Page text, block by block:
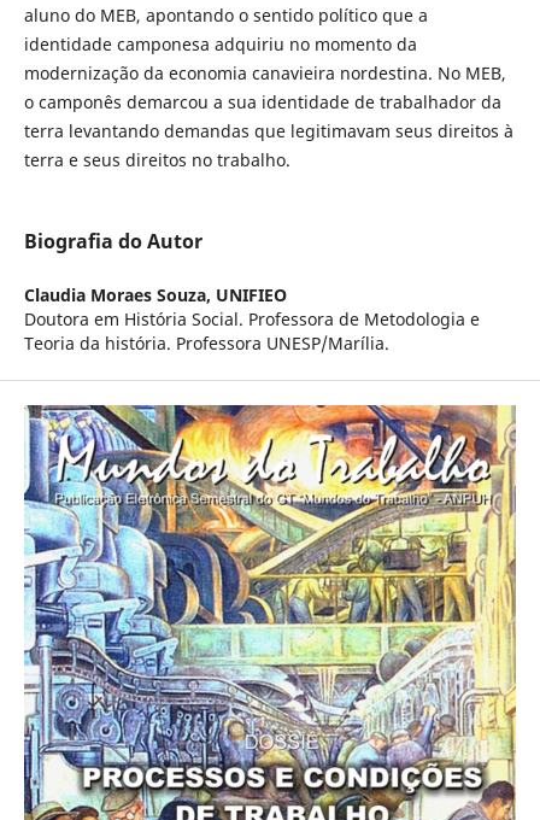
aluno do MEB, apontando o sentido político que a
identidade camponesa adquiriu no momento da
modernização da economia canavieira nordestina. No MEB,
o camponês demarcou a sua identidade de trabalhador da
terra levantando demandas que legitimavam seus direitos à
terra e seus direitos no trabalho.
Biografia do Autor
Claudia Moraes Souza, UNIFIEO
Doutora em História Social. Professora de Metodologia e
Teoria da história. Professora UNESP/Marília.